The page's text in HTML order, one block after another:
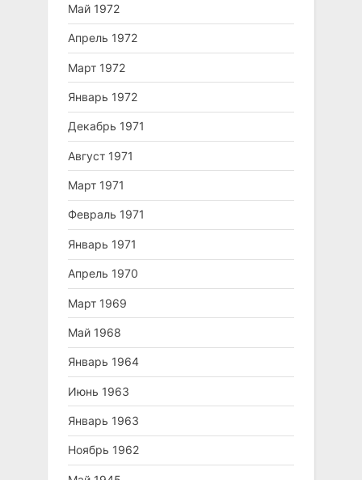
Май 1972
Апрель 1972
Март 1972
Январь 1972
Декабрь 1971
Август 1971
Март 1971
Февраль 1971
Январь 1971
Апрель 1970
Март 1969
Май 1968
Январь 1964
Июнь 1963
Январь 1963
Ноябрь 1962